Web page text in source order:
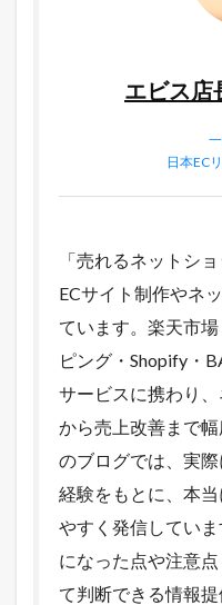
エビス店
日本EC
「売れるネットシ
ECサイト制作やネ
ています。楽天市
ピング・Shopify・
サービスに携わり
から売上改善まで
のブログでは、実
経験をもとに、本
やすく発信してい
になった点や注意
て判断できる情報提